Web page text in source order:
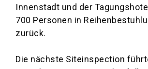
Innenstadt und der
700 Personen in
zurück.
Die nächste Siteinspection